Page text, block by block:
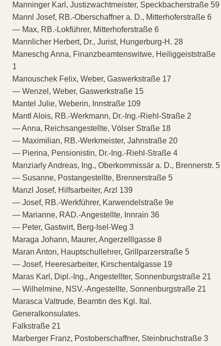
Manninger Karl, Justizwachtmeister, Speckbacherstraße 59
Mannl Josef, RB.-Oberschaffner a. D., Mitterhoferstraße 6
— Max, RB.-Lokführer, Mitterhoferstraße 6
Mannlicher Herbert, Dr., Jurist, Hungerburg-H. 28
Maneschg Anna, Finanzbeamtenswitwe, Heiliggeiststraße
1
Manouschek Felix, Weber, Gaswerkstraße 17
— Wenzel, Weber, Gaswerkstraße 15
Mantel Julie, Weberin, Innstraße 109
Mantl Alois, RB.-Werkmann, Dr.-Ing.-Riehl-Straße 2
— Anna, Reichsangestellte, Völser Straße 18
— Maximilian, RB.-Werkmeister, Jahnstraße 20
— Pierina, Pensionistin, Dr.-Ing.-Riehl-Straße 4
Manziarly Andreas, Ing., Oberkommissär a. D., Brennerstr. 5
— Susanne, Postangestellte, Brennerstraße 5
Manzl Josef, Hilfsarbeiter, Arzl 139
— Josef, RB.-Werkführer, Karwendelstraße 9e
— Marianne, RAD.-Angestellte, Innrain 36
— Peter, Gastwirt, Berg-Isel-Weg 3
Maraga Johann, Maurer, Angerzelllgasse 8
Maran Anton, Hauptschullehrer, Grillparzerstraße 5
— Josef, Heeresarbeiter, Kirschentalgasse 19
Maras Karl, Dipl.-Ing., Angestellter, Sonnenburgstraße 21
— Wilhelmine, NSV.-Angestellte, Sonnenburgstraße 21
Marasca Valtrude, Beamtin des Kgl. Ital.
Generalkonsulates.
Falkstraße 21
Marberger Franz, Postoberschaffner, Steinbruchstraße 3